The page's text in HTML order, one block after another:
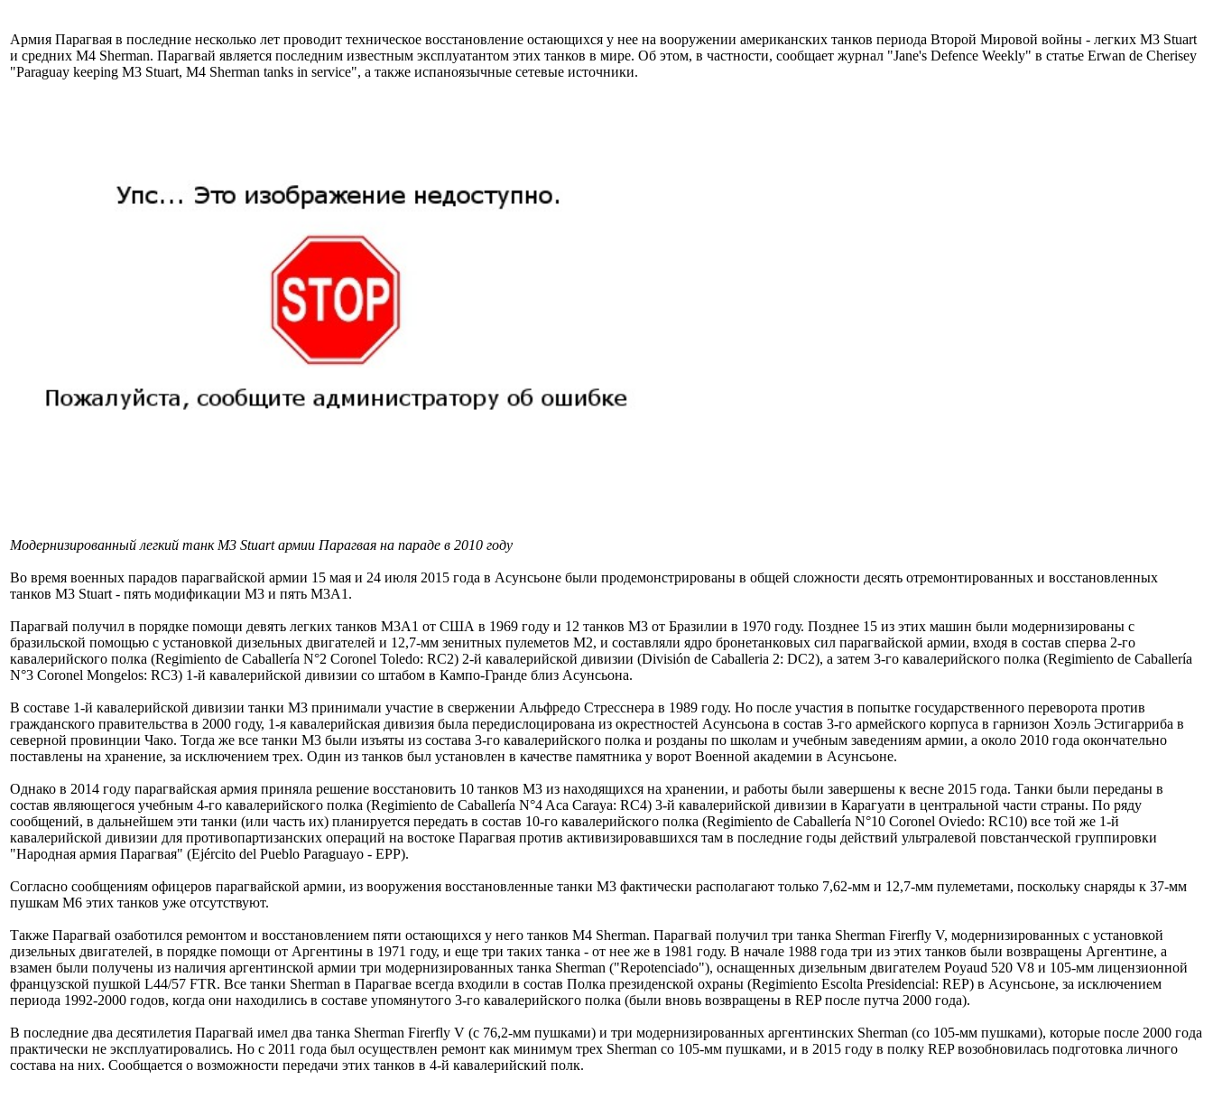
Армия Парагвая в последние несколько лет проводит техническое восстановление остающихся у нее на вооружении американских танков периода Второй Мировой войны - легких M3 Stuart
и средних М4 Sherman. Парагвай является последним известным эксплуатантом этих танков в мире. Об этом, в частности, сообщает журнал "Jane's Defence Weekly" в статье Erwan de Cherisey
"Paraguay keeping M3 Stuart, M4 Sherman tanks in service", а также испаноязычные сетевые источники.
Модернизированный легкий танк М3 Stuart армии Парагвая на параде в 2010 году
Во время военных парадов парагвайской армии 15 мая и 24 июля 2015 года в Асунсьоне были продемонстрированы в общей сложности десять отремонтированных и восстановленных
танков M3 Stuart - пять модификации М3 и пять М3А1.
Парагвай получил в порядке помощи девять легких танков М3А1 от США в 1969 году и 12 танков М3 от Бразилии в 1970 году. Позднее 15 из этих машин были модернизированы с
бразильской помощью с установкой дизельных двигателей и 12,7-мм зенитных пулеметов М2, и составляли ядро бронетанковых сил парагвайской армии, входя в состав cперва 2-го
кавалерийского полка (Regimiento de Caballería N°2 Coronel Toledo: RC2) 2-й кавалерийской дивизии (División de Caballeria 2: DC2), а затем 3-го кавалерийского полка (Regimiento de Caballería
N°3 Coronel Mongelos: RC3) 1-й кавалерийской дивизии со штабом в Кампо-Гранде близ Асунсьона.
В составе 1-й кавалерийской дивизии танки М3 принимали участие в свержении Альфредо Стресснера в 1989 году. Но после участия в попытке государственного переворота против
гражданского правительства в 2000 году, 1-я кавалерийская дивизия была передислоцирована из окрестностей Асунсьона в состав 3-го армейского корпуса в гарнизон Хоэль Эстигарриба в
северной провинции Чако. Тогда же все танки М3 были изъяты из состава 3-го кавалерийского полка и розданы по школам и учебным заведениям армии, а около 2010 года окончательно
поставлены на хранение, за исключением трех. Один из танков был установлен в качестве памятника у ворот Военной академии в Асунсьоне.
Однако в 2014 году парагвайская армия приняла решение восстановить 10 танков М3 из находящихся на хранении, и работы были завершены к весне 2015 года. Танки были переданы в
состав являющегося учебным 4-го кавалерийского полка (Regimiento de Caballería N°4 Aca Caraya: RC4) 3-й кавалерийской дивизии в Карагуати в центральной части страны. По ряду
сообщений, в дальнейшем эти танки (или часть их) планируется передать в состав 10-го кавалерийского полка (Regimiento de Caballería N°10 Coronel Oviedo: RC10) все той же 1-й
кавалерийской дивизии для противопартизанских операций на востоке Парагвая против активизировавшихся там в последние годы действий ультралевой повстанческой группировки
"Народная армия Парагвая" (Ejército del Pueblo Paraguayo - ЕРР).
Согласно сообщениям офицеров парагвайской армии, из вооружения восстановленные танки М3 фактически располагают только 7,62-мм и 12,7-мм пулеметами, поскольку снаряды к 37-мм
пушкам M6 этих танков уже отсутствуют.
Также Парагвай озаботился ремонтом и восстановлением пяти остающихся у него танков M4 Sherman. Парагвай получил три танка Sherman Firerfly V, модернизированных с установкой
дизельных двигателей, в порядке помощи от Аргентины в 1971 году, и еще три таких танка - от нее же в 1981 году. В начале 1988 года три из этих танков были возвращены Аргентине, а
взамен были получены из наличия аргентинской армии три модернизированных танка Sherman ("Repotenciado"), оснащенных дизельным двигателем Poyaud 520 V8 и 105-мм лицензионной
французской пушкой L44/57 FTR. Все танки Sherman в Парагвае всегда входили в состав Полка президенской охраны (Regimiento Escolta Presidencial: REP) в Асунсьоне, за исключением
периода 1992-2000 годов, когда они находились в составе упомянутого 3-го кавалерийского полка (были вновь возвращены в REP после путча 2000 года).
В последние два десятилетия Парагвай имел два танка Sherman Firerfly V (с 76,2-мм пушками) и три модернизированных аргентинских Sherman (со 105-мм пушками), которые после 2000 года
практически не эксплуатировались. Но с 2011 года был осуществлен ремонт как минимум трех Sherman со 105-мм пушками, и в 2015 году в полку REP возобновилась подготовка личного
состава на них. Сообщается о возможности передачи этих танков в 4-й кавалерийский полк.